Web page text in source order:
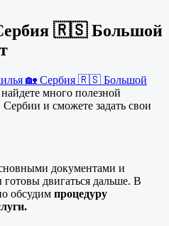
🇷🇸 Большой
🏡 Сербия 🇷🇸 Большой
много полезной
и сможете задать свои
документами и
двигаться дальше. В
обсудим процедуру